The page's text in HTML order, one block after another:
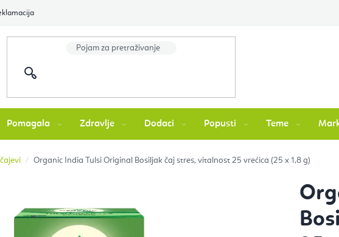
Pomagala Zdravlje Dodaci Popusti Teme
Organic India Tulsi Original Bosiljak čaj stres, vitalnost 25 vrećica (25 x 1,8 g)